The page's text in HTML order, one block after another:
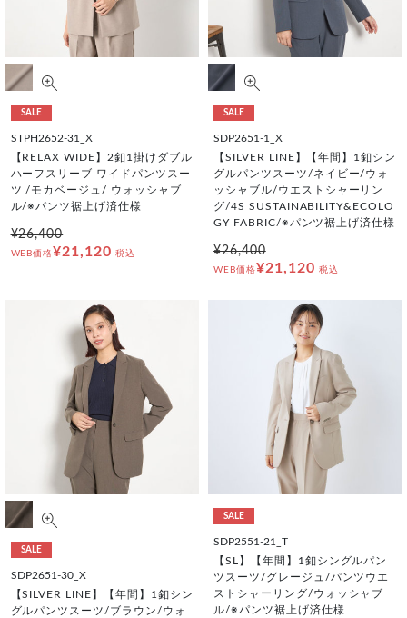
SALE
STPH2652-31_X
【RELAX WIDE】2釦1掛けダブル
ハーフスリーブ ワイドパンツスー
ツ /モカベージュ/ ウォッシャブ
ル/※パンツ裾上げ済仕様
¥26,400
WEB価格¥21,120 税込
SALE
SDP2651-1_X
【SILVER LINE】【年間】1釦シン
グルパンツスーツ/ネイビー/ウォ
ッシャブル/ウエストシャーリン
グ/4S SUSTAINABILITY&ECOLO
GY FABRIC/※パンツ裾上げ済仕様
¥26,400
WEB価格¥21,120 税込
SALE
SDP2651-30_X
【SILVER LINE】【年間】1釦シン
グルパンツスーツ/ブラウン/ウォ
SALE
SDP2551-21_T
【SL】【年間】1釦シングルパン
ツスーツ/グレージュ/パンツウエ
ストシャーリング/ウォッシャブ
ル/※パンツ裾上げ済仕様